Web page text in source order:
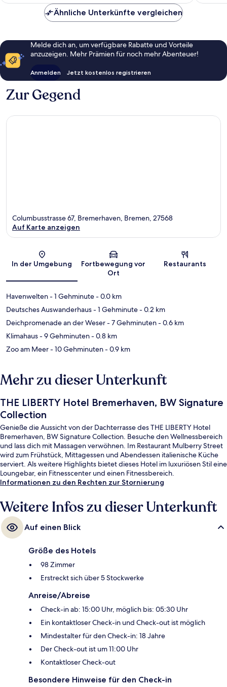
Ähnliche Unterkünfte vergleichen
Melde dich an, um verfügbare Rabatte und Vorteile
anzuzeigen. Mehr Prämien für noch mehr Abenteuer!
Anmelden Jetzt kostenlos registrieren
Zur Gegend
Karte
Columbusstrasse 67, Bremerhaven, Bremen, 27568
Auf Karte anzeigen
In der Umgebung
Fortbewegung vor
Ort
Restaurants
Havenwelten- 1 Gehminute- 0.0 km
Deutsches Auswanderhaus- 1 Gehminute- 0.2 km
Deichpromenade an der Weser- 7 Gehminuten- 0.6 km
Klimahaus- 9 Gehminuten- 0.8 km
Zoo am Meer- 10 Gehminuten- 0.9 km
Mehr zu dieser Unterkunft
THE LIBERTY Hotel Bremerhaven, BW Signature
Collection
Genieße die Aussicht von der Dachterrasse des THE LIBERTY Hotel
Bremerhaven, BW Signature Collection. Besuche den Wellnessbereich
und lass dich mit Massagen verwöhnen. Im Restaurant Mulberry Street
wird zum Frühstück, Mittagessen und Abendessen italienische Küche
serviert. Als weitere Highlights bietet dieses Hotel im luxuriösen Stil eine
Loungebar, ein Fitnesscenter und einen Fitnessbereich.
Informationen zu den Rechten zur Stornierung
Weitere Infos zu dieser Unterkunft
Auf einen Blick
Größe des Hotels
98 Zimmer
Erstreckt sich über 5 Stockwerke
Anreise/Abreise
Check-in ab: 15:00 Uhr, möglich bis: 05:30 Uhr
Ein kontaktloser Check-in und Check-out ist möglich
Mindestalter für den Check-in: 18 Jahre
Der Check-out ist um 11:00 Uhr
Kontaktloser Check-out
Besondere Hinweise für den Check-in